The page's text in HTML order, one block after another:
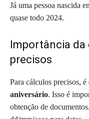
Já uma pessoa nascida
quase todo 2024.
Importância da
precisos
Para cálculos precisos,
aniversário. Isso é
obtenção de